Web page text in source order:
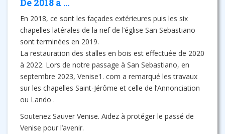
De 2018 à …
En 2018, ce sont les façades extérieures puis les six
chapelles latérales de la nef de l’église San Sebastiano
sont terminées en 2019.
La restauration des stalles en bois est effectuée de 2020
à 2022. Lors de notre passage à San Sebastiano, en
septembre 2023, Venise1. com a remarqué les travaux
sur les chapelles Saint-Jérôme et celle de l’Annonciation
ou Lando .
Soutenez Sauver Venise. Aidez à protéger le passé de
Venise pour l’avenir.